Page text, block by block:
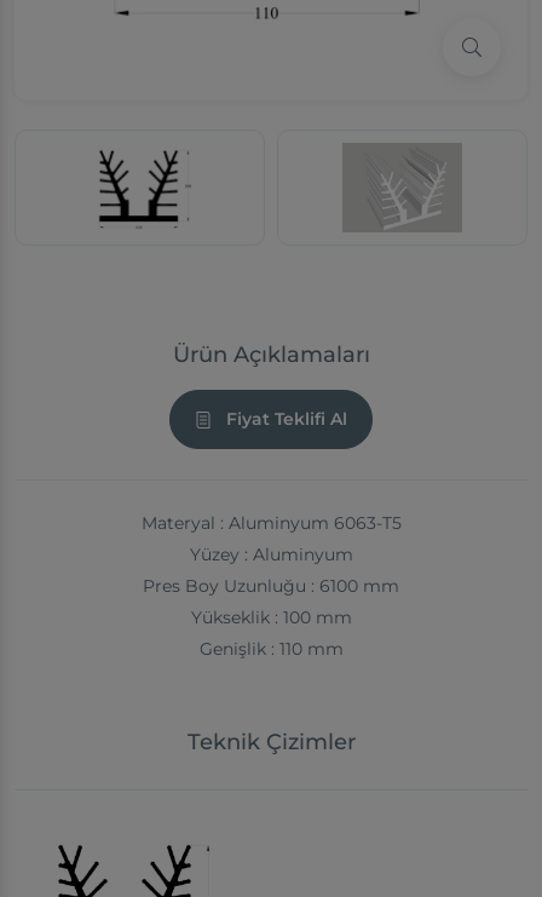
Ürün Açıklamaları
Fiyat Teklifi Al
Materyal : Aluminyum 6063-T5
Yüzey : Aluminyum
Pres Boy Uzunluğu : 6100 mm
Yükseklik : 100 mm
Genişlik : 110 mm
Teknik Çizimler